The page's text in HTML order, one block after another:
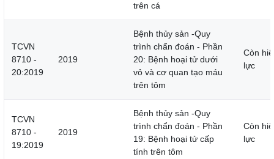
trên cá
TCVN
8710 -
20:2019
2019
Bệnh thủy sản -Quy
trình chẩn đoán - Phần
20: Bệnh hoại tử dưới
vỏ và cơ quan tạo máu
trên tôm
Còn
lực
TCVN
8710 -
19:2019
2019
Bệnh thủy sản -Quy
trình chẩn đoán - Phần
19: Bệnh hoại tử cấp
tính trên tôm
Còn
lực